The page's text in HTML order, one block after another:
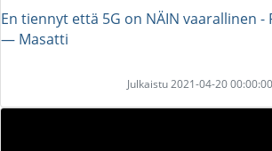
En tiennyt että 5G on NÄIN vaarallinen -
― Masatti
Julkaistu 2021-04-20